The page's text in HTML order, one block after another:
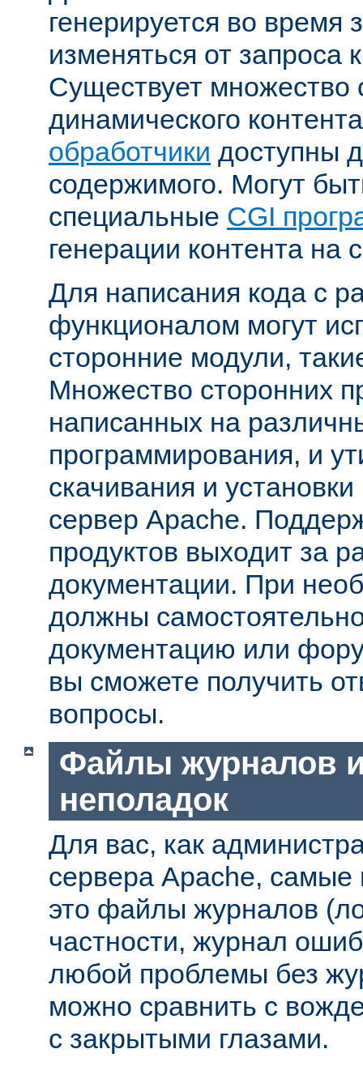
генерируется во время
изменяться от запроса
Существует множество
динамического
обработчики доступны
содержимого. Могут
специальные CGI
генерации контента на
Для написания кода с
функционалом могут
сторонние модули,
Множество сторонних
написанных на
программирования, и
скачивания и
сервер Apache.
продуктов выходит за
документации. При
должны
документацию или
вы сможете получить
вопросы.
Файлы журналов
неполадок
Для вас, как
сервера Apache,
это файлы журналов
частности, журнал
любой проблемы без
можно сравнить с
с закрытыми глазами.